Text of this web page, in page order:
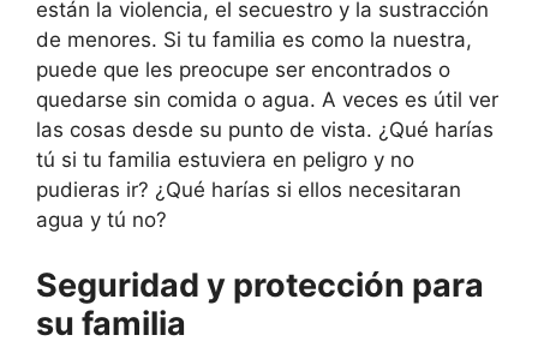
están la violencia, el secuestro y la sustracción
de menores. Si tu familia es como la nuestra,
puede que les preocupe ser encontrados o
quedarse sin comida o agua. A veces es útil ver
las cosas desde su punto de vista. ¿Qué harías
tú si tu familia estuviera en peligro y no
pudieras ir? ¿Qué harías si ellos necesitaran
agua y tú no?
Seguridad y protección para
su familia